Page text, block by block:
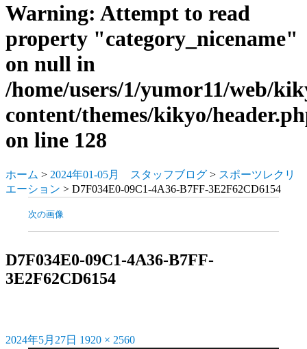
Warning: Attempt to read
property "category_nicename"
on null in
/home/users/1/yumor11/web/
content/themes/kikyo/
on line 128
ホーム > 2024年01-05月 スタッフブログ > スポーツレクリ
エーション > D7F034E0-09C1-4A36-B7FF-3E2F62CD6154
次の画像
D7F034E0-09C1-4A36-B7FF-
3E2F62CD6154
投
2024年5月27日
フ
1920 × 2560